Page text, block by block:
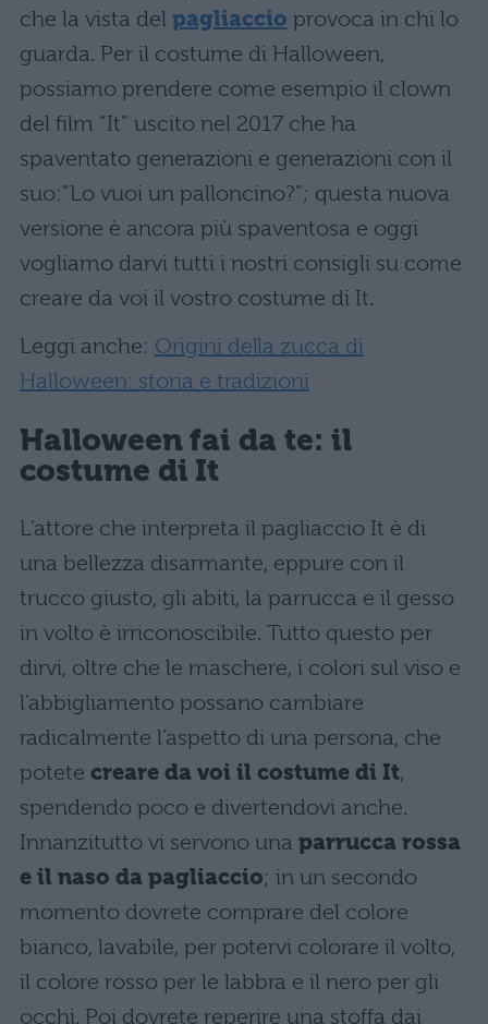
che la vista del pagliaccio provoca in chi lo
guarda. Per il costume di Halloween,
possiamo prendere come esempio il clown
del film “It” uscito nel 2017 che ha
spaventato generazioni e generazioni con il
suo:”Lo vuoi un palloncino?”; questa nuova
versione è ancora più spaventosa e oggi
vogliamo darvi tutti i nostri consigli su come
creare da voi il vostro costume di It.
Leggi anche: Origini della zucca di
Halloween: storia e tradizioni
Halloweenfai da te: il
costume di It
L’attore che interpreta il pagliaccio It è di
una bellezza disarmante, eppure con il
trucco giusto, gli abiti, la parrucca e il gesso
in volto è irriconoscibile. Tutto questo per
dirvi, oltre che le maschere, i colori sul viso e
l’abbigliamento possano cambiare
radicalmente l’aspetto di una persona, che
potete creare da voi il costume di It,
spendendo poco e divertendovi anche.
Innanzitutto vi servono una parrucca rossa
e il naso da pagliaccio; in un secondo
momento dovrete comprare del colore
bianco, lavabile, per potervi colorare il volto,
il colore rosso per le labbra e il nero per gli
occhi. Poi dovrete reperire una stoffa dai